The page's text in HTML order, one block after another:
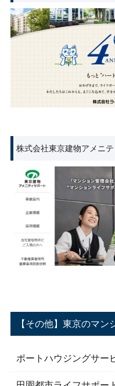
株式会社東京建物アメニテ
【その他】東京のマン
ポートハウジングサー